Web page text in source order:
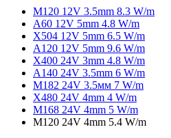
M120 12V 3.5mm 8.3 W/m
A60 12V 5mm 4.8 W/m
X504 12V 5mm 6.5 W/m
A120 12V 5mm 9.6 W/m
X400 24V 3mm 4.8 W/m
A140 24V 3.5mm 6 W/m
M182 24V 3.5мм 7 W/m
X480 24V 4mm 4 W/m
M168 24V 4mm 5 W/m
M120 24V 4mm 5.4 W/m